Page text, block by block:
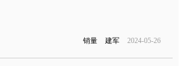
销量 建军 2024-05-26